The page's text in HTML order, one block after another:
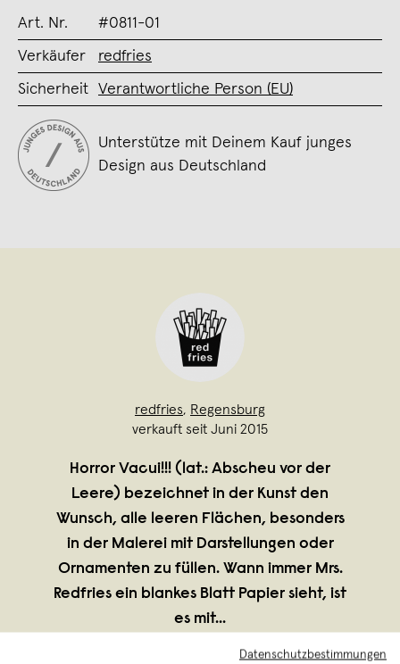
Art. Nr. #0811-01
Verkäufer redfries
Sicherheit Verantwortliche Person (EU)
Unterstütze mit Deinem Kauf junges
Design aus Deutschland
redfries, Regensburg
verkauft seit Juni 2015
Horror Vacui!!! (lat.: Abscheu vor der
Leere) bezeichnet in der Kunst den
Wunsch, alle leeren Flächen, besonders
in der Malerei mit Darstellungen oder
Ornamenten zu füllen. Wann immer Mrs.
Redfries ein blankes Blatt Papier sieht, ist
es mit...
Datenschutzbestimmungen